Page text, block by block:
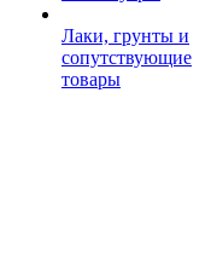
Лаки, грунты и
сопутствующие
товары